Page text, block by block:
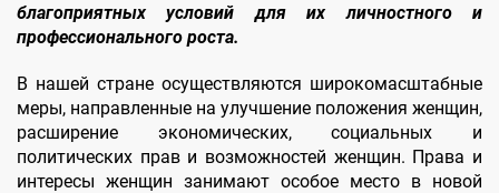
благоприятных условий для их личностного и
профессионального роста.
В нашей стране осуществляются широкомасштабные
меры, направленные на улучшение положения женщин,
расширение экономических, социальных и
политических прав и возможностей женщин. Права и
интересы женщин занимают особое место в новой